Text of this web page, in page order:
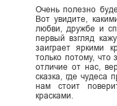
Очень полезно
Вот увидите,
любви, дружбе и
первый взгляд
заиграет яркими
только потому,
отличие от нас,
сказка, где чудеса
нам стоит
красками.